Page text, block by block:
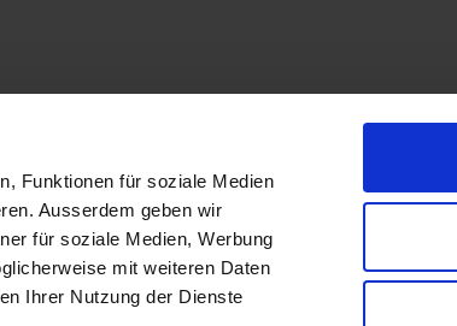
Funktionen für soziale Medien
Ausserdem geben wir
für soziale Medien, Werbung
mit weiteren Daten
Ihrer Nutzung der Dienste
von:
Kalaidos Fachhochschule